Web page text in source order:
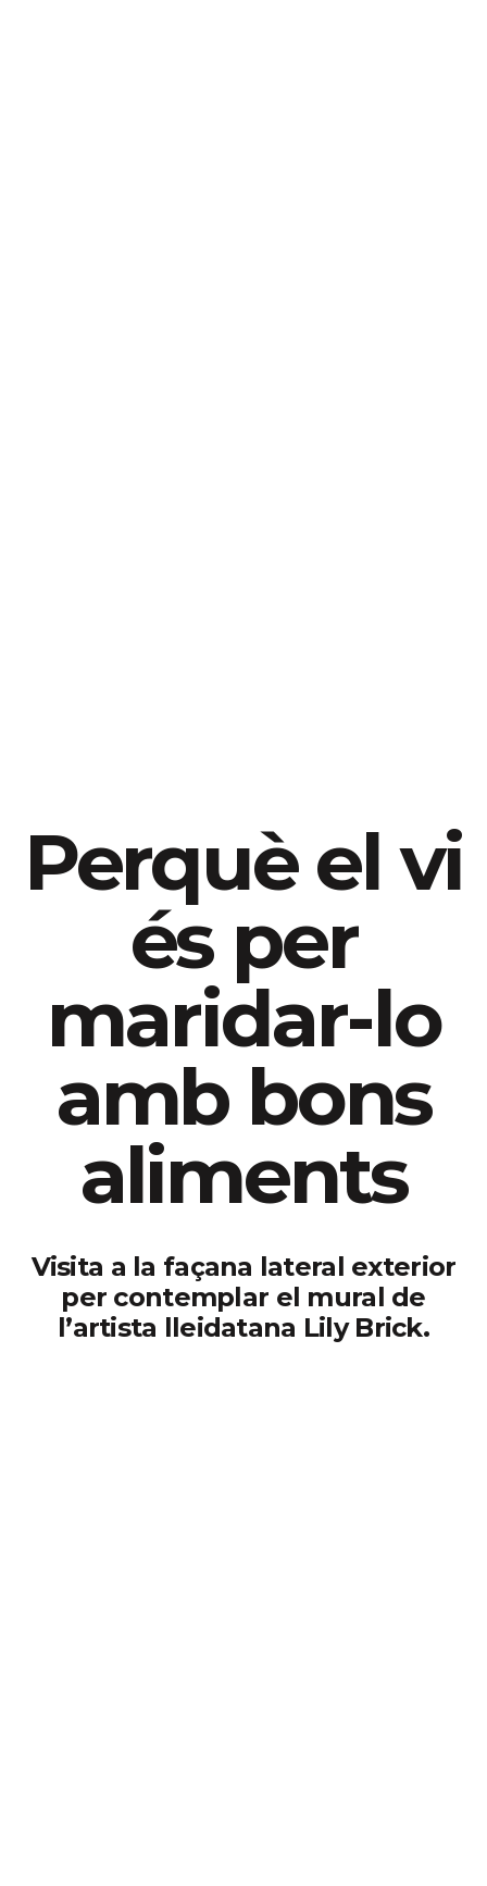
Perquè el vi
és per
maridar-lo
amb bons
aliments
Visita a la façana lateral exterior
per contemplar el mural de
l’artista lleidatana Lily Brick.